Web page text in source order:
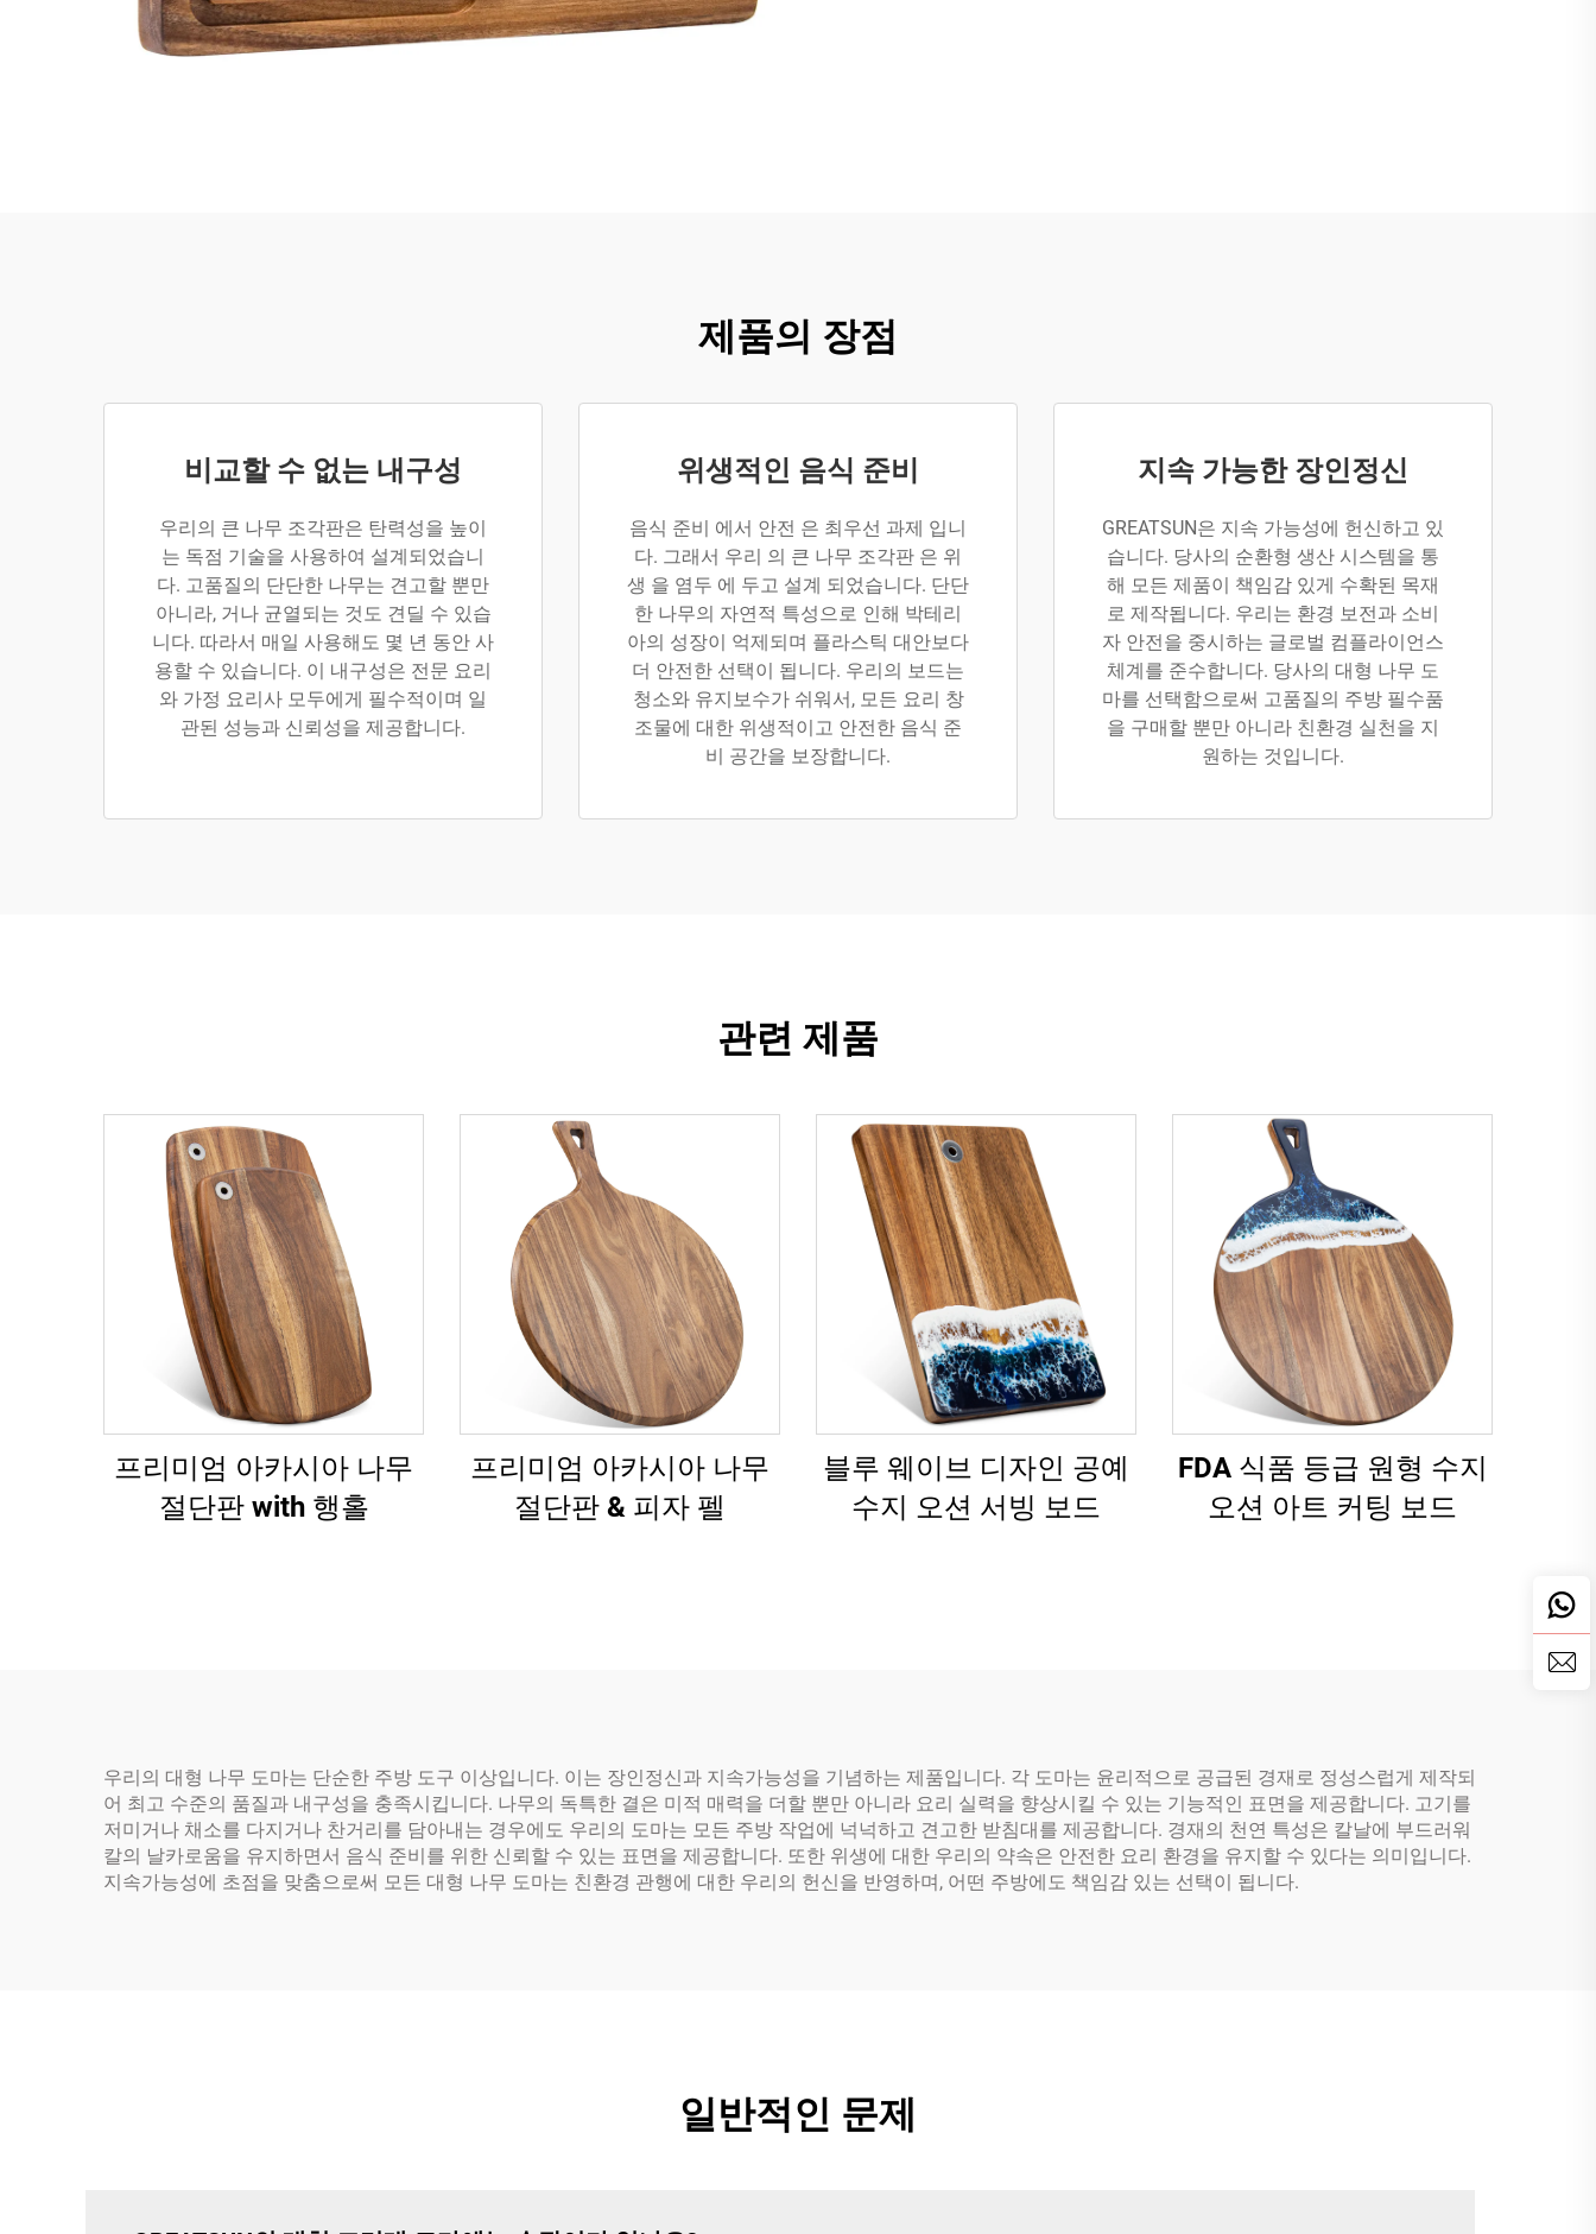
제품의 장점
비교할 수 없는 내구성
우리의 큰 나무 조각판은 탄력성을 높이
는 독점 기술을 사용하여 설계되었습니
다. 고품질의 단단한 나무는 견고할 뿐만
아니라, 거나 균열되는 것도 견딜 수 있습
니다. 따라서 매일 사용해도 몇 년 동안 사
용할 수 있습니다. 이 내구성은 전문 요리
와 가정 요리사 모두에게 필수적이며 일
관된 성능과 신뢰성을 제공합니다.
위생적인 음식 준비
음식 준비 에서 안전 은 최우선 과제 입니
다. 그래서 우리 의 큰 나무 조각판 은 위
생 을 염두 에 두고 설계 되었습니다. 단단
한 나무의 자연적 특성으로 인해 박테리
아의 성장이 억제되며 플라스틱 대안보다
더 안전한 선택이 됩니다. 우리의 보드는
청소와 유지보수가 쉬워서, 모든 요리 창
조물에 대한 위생적이고 안전한 음식 준
비 공간을 보장합니다.
지속 가능한 장인정신
GREATSUN은 지속 가능성에 헌신하고 있
습니다. 당사의 순환형 생산 시스템을 통
해 모든 제품이 책임감 있게 수확된 목재
로 제작됩니다. 우리는 환경 보전과 소비
자 안전을 중시하는 글로벌 컴플라이언스
체계를 준수합니다. 당사의 대형 나무 도
마를 선택함으로써 고품질의 주방 필수품
을 구매할 뿐만 아니라 친환경 실천을 지
원하는 것입니다.
관련 제품
프리미엄 아카시아 나무
절단판 with 행홀
프리미엄 아카시아 나무
절단판 & 피자 펠
블루 웨이브 디자인 ‌공예
수지 오션 서빙 보드
FDA 식품 등급 원형 수지
오션 아트 커팅 보드
우리의 대형 나무 도마는 단순한 주방 도구 이상입니다. 이는 장인정신과 지속가능성을 기념하는 제품입니다. 각 도마는 윤리적으로 공급된 경재로 정성스럽게 제작되
어 최고 수준의 품질과 내구성을 충족시킵니다. 나무의 독특한 결은 미적 매력을 더할 뿐만 아니라 요리 실력을 향상시킬 수 있는 기능적인 표면을 제공합니다. 고기를
저미거나 채소를 다지거나 찬거리를 담아내는 경우에도 우리의 도마는 모든 주방 작업에 넉넉하고 견고한 받침대를 제공합니다. 경재의 천연 특성은 칼날에 부드러워
칼의 날카로움을 유지하면서 음식 준비를 위한 신뢰할 수 있는 표면을 제공합니다. 또한 위생에 대한 우리의 약속은 안전한 요리 환경을 유지할 수 있다는 의미입니다.
지속가능성에 초점을 맞춤으로써 모든 대형 나무 도마는 친환경 관행에 대한 우리의 헌신을 반영하며, 어떤 주방에도 책임감 있는 선택이 됩니다.
일반적인 문제